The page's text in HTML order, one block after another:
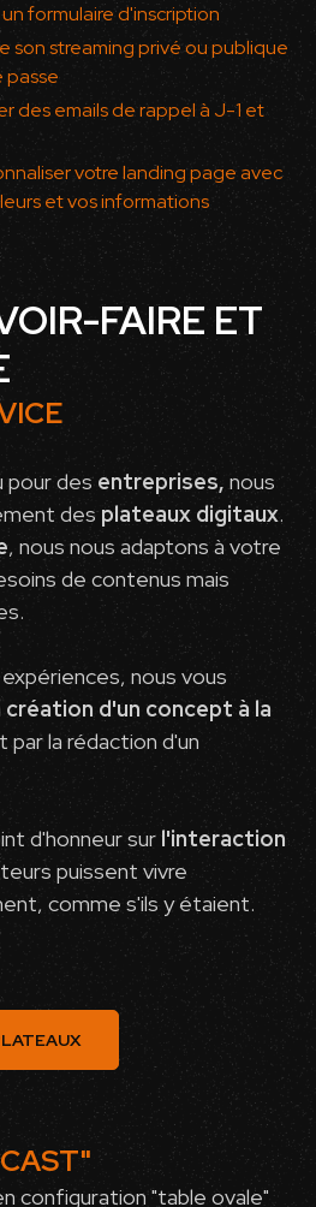
formulaire d'inscription
son streaming privé ou publique
passe
des emails de rappel à J-1 et
votre landing page avec
et vos informations
FAIRE ET
pour desentreprises, nous
desplateaux digitaux.
, nous nous adaptons à votre
de contenus mais
nous vous
création d'un concept à la
par la rédaction d'un
d'honneur sur l'interaction
puissent vivre
comme s'ils y étaient.
configuration "table ovale"